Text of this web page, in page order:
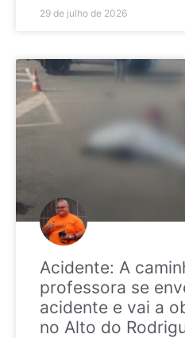
29 de julho de 2026
Acidente: A
professora se
acidente e vai a
no Alto do